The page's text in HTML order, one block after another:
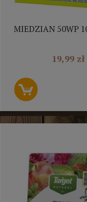
MIEDZIAN 50WP
19,99 zł